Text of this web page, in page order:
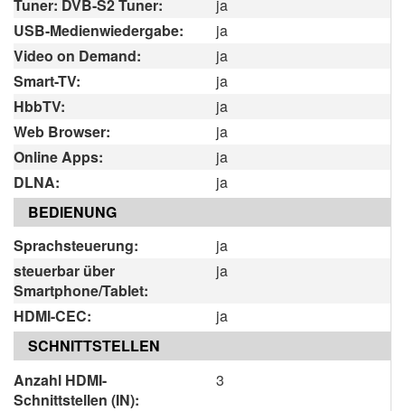
Tuner: DVB-S2 Tuner:
ja
USB-Medienwiedergabe:
ja
Video on Demand:
ja
Smart-TV:
ja
HbbTV:
ja
Web Browser:
ja
Online Apps:
ja
DLNA:
ja
BEDIENUNG
Sprachsteuerung:
ja
steuerbar über
Smartphone/Tablet:
ja
HDMI-CEC:
ja
SCHNITTSTELLEN
Anzahl HDMI-
Schnittstellen (IN):
3